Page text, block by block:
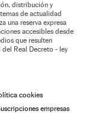
distribución y
de actualidad
una reserva expresa
accesibles desde
que resulten
Real Decreto - ley
cookies
empresas